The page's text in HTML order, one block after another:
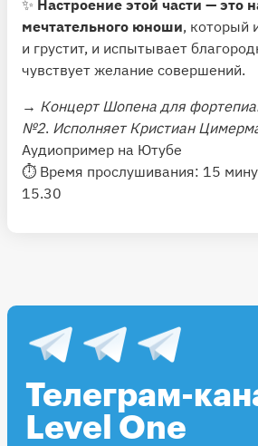
✨ Настроение этой части — это
мечтательного юноши, который
и грустит, и испытывает
чувствует желание совершений.
→ Концерт Шопена для
№2. Исполняет Кристиан
Аудиопример на Ютубе
⏱ Время прослушивания: 15
15.30
Телеграм-
Level One